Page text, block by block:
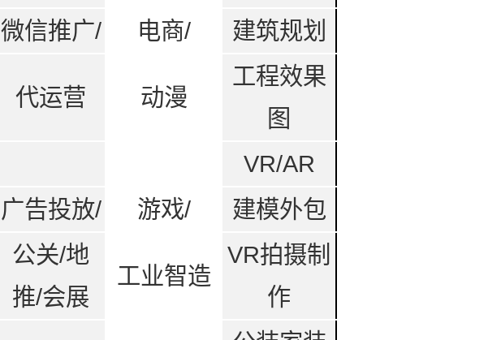
微信推广/ 电商/ 建筑规划
代运营 动漫
工程效果
图
VR/AR
广告投放/ 游戏/ 建模外包
公关/地
推/会展
工业智造
VR拍摄制
作